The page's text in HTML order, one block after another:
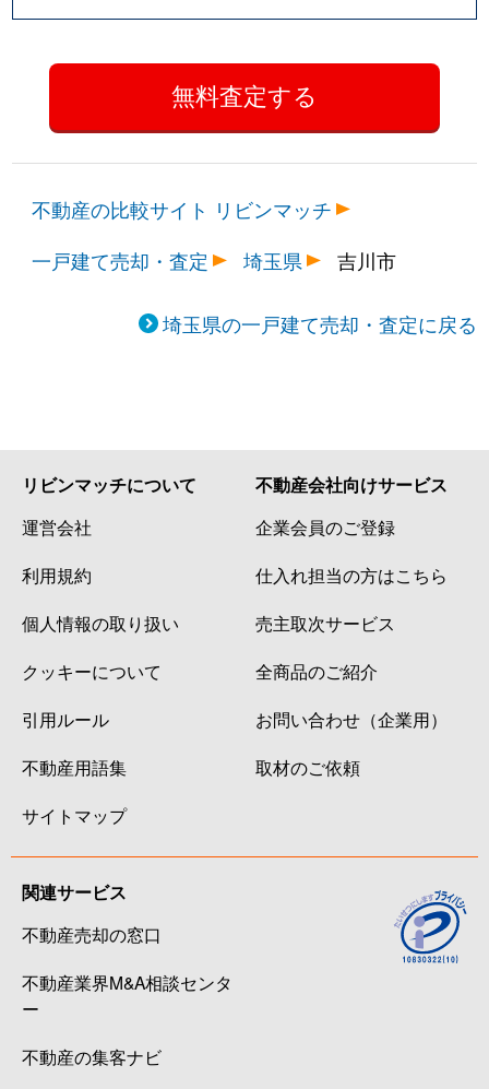
不動産の比較サイト リビンマッチ
一戸建て売却・査定
埼玉県 吉川市
埼玉県の一戸建て売却・査定に戻る
リビンマッチについて
運営会社
利用規約
個人情報の取り扱い
クッキーについて
引用ルール
不動産用語集
サイトマップ
不動産会社向けサービス
企業会員のご登録
仕入れ担当の方はこちら
売主取次サービス
全商品のご紹介
お問い合わせ（企業用）
取材のご依頼
関連サービス
不動産売却の窓口
不動産業界M&A相談センタ
ー
不動産の集客ナビ